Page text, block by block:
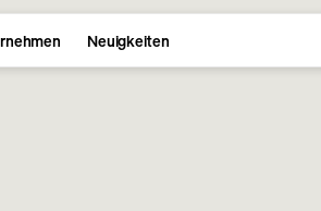
Neuigkeiten